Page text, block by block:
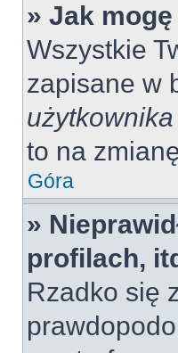
» Jak
Wszystkie
zapisane w
użytkownika
to na
Góra
»
profilach,
Rzadko się